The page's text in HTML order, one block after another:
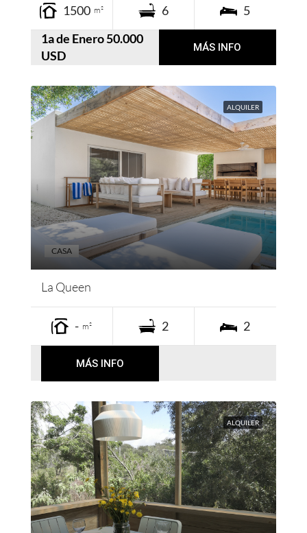
1500 m² 6
5
1a de Enero 50.000
USD
MÁS INFO
ALQUILER
La Queen
- m² 2 2
CASA
MÁS INFO
ALQUILER